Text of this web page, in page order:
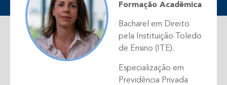
Formação Acadêmica
Bacharel em Direito
pela Instituição Toledo
de Ensino (ITE).
Especialização em
Previdência Privada